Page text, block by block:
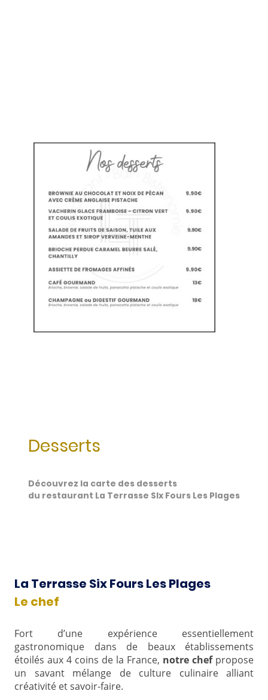
Desserts
Découvrez la carte des desserts
du restaurant La Terrasse SIx Fours Les Plages
La Terrasse Six Fours Les Plages
Le chef
Fort d’une expérience essentiellement
gastronomique dans de beaux établissements
étoilés aux 4 coins de la France, notre chefpropose
un savant mélange de culture culinaire alliant
créativité et savoir-faire.